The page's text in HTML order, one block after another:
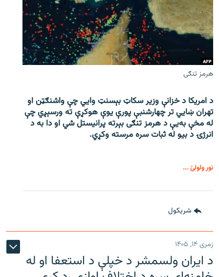
هرمز تنګی
د امریکا د خزانې وزیر سکاټ بېسنټ وایي چې واشنګټن او
تهران ښايي تر چهارشنبې پورې یوې هوکړې ته ورسېږي چې
له مخې به‌یې د هرمز تنګی بېرته پرانیستل شي او دا به د
انرژۍ د بیو له ثبات سره مرسته وکړي.
نور ولولئ ...
شريکول
زمری ۱۴, ۱۴۰۵
د ایران ولسمشر د خپلې د استعفا او له